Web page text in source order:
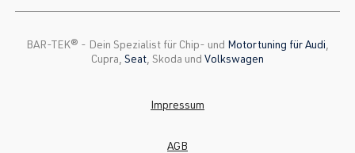
BAR-TEK®️ - Dein Spezialist für Chip- und Motortuning für Audi
Cupra, Seat , Skoda und Volkswagen
Impressum
AGB